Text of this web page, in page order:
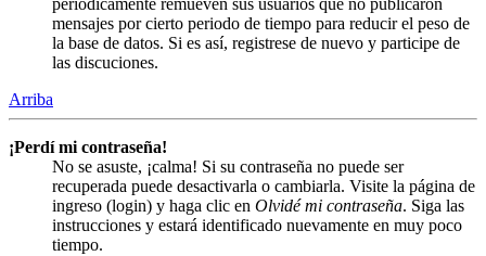
periódicamente remueven sus usuarios que no publicaron
mensajes por cierto periodo de tiempo para reducir el peso de
la base de datos. Si es así, registrese de nuevo y participe de
las discuciones.
Arriba
¡Perdí mi contraseña!
No se asuste, ¡calma! Si su contraseña no puede ser
recuperada puede desactivarla o cambiarla. Visite la página de
ingreso (login) y haga clic en Olvidé mi contraseña. Siga las
instrucciones y estará identificado nuevamente en muy poco
tiempo.